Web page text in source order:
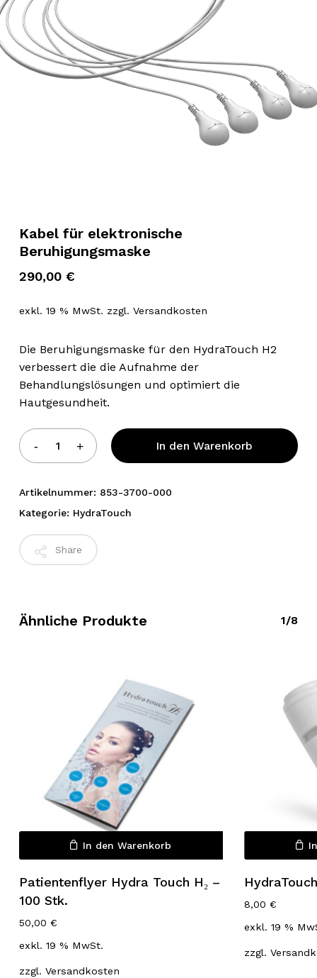
Es befinden sich keine Produkte
im Warenkorb.
Kabel für elektronische
Beruhigungsmaske
290,00 €
exkl. 19 % MwSt. zzgl. Versandkosten
Die Beruhigungsmaske für den HydraTouch H2
verbessert die die Aufnahme der
Behandlungslösungen und optimiert die
Hautgesundheit.
In den Warenkorb
Alternative:
Artikelnummer: 853-3700-000
Kategorie: HydraTouch
Share
Ähnliche Produkte 1/8
In den Warenkorb
Patientenflyer Hydra Touch H₂ –
100 Stk.
50,00 €
exkl. 19 % MwSt.
zzgl. Versandkosten
8,00€
exkl. 19 %
zzgl.